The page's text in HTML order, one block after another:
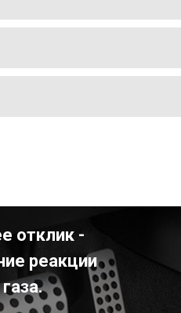
отклик -
реакции